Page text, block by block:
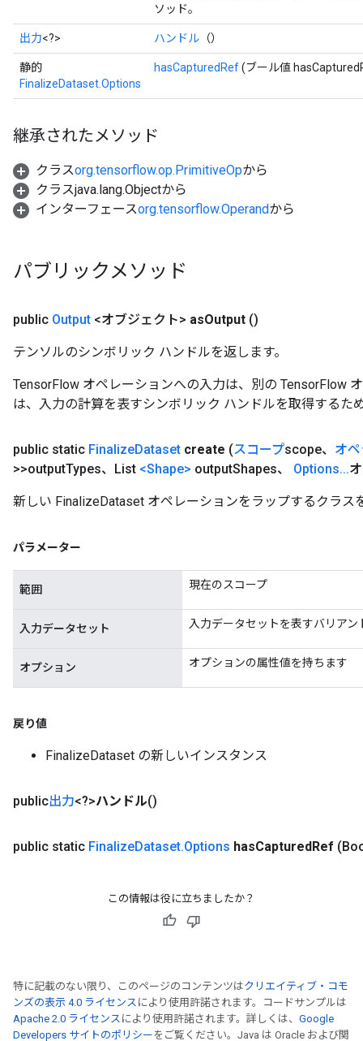
ソッド。
出力<?> ハンドル （）
静的
FinalizeDataset.Options
hasCapturedRef(ブール値
継承されたメソッド
クラスorg.tensorflow.op.PrimitiveOpから
クラスjava.lang.Objectから
インターフェースorg.tensorflow.Operandから
パブリックメソッド
public Output <オブジェクト> asOutput ()
テンソルのシンボリック ハンドルを返します。
TensorFlow オペレーションへの入力は、別の TensorFlow
は、入力の計算を表すシンボリック ハンドルを取得するた
public static FinalizeDataset create (スコープscope、 オ
>>outputTypes、List <Shape> outputShapes、 Options...
新しい FinalizeDataset オペレーションをラップするクラス
パラメーター
範囲 現在のスコープ
入力データセット 入力データセットを表すバリアン
オプション オプションの属性値を持ちます
戻り値
FinalizeDataset の新しいインスタンス
public出力<?>ハンドル()
public static FinalizeDataset.Options hasCapturedRef
この情報は役に立ちましたか？
特に記載のない限り、このページのコンテンツはクリエイティブ・コモ
ンズの表示 4.0 ライセンス により使用許諾されます。コードサンプルは
Apache 2.0 ライセンス により使用許諾されます。詳しくは、 Google
Developers サイトのポリシー をご覧ください。Java は Oracle および関